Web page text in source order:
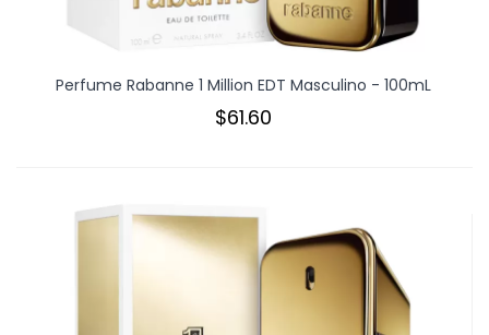
Perfume Rabanne 1 Million EDT Masculino - 100mL
$61.60